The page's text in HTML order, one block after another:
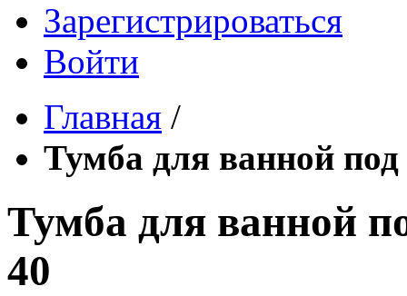
Зарегистрироваться
Войти
Главная /
Тумба для ванной
Тумба для ванной
40